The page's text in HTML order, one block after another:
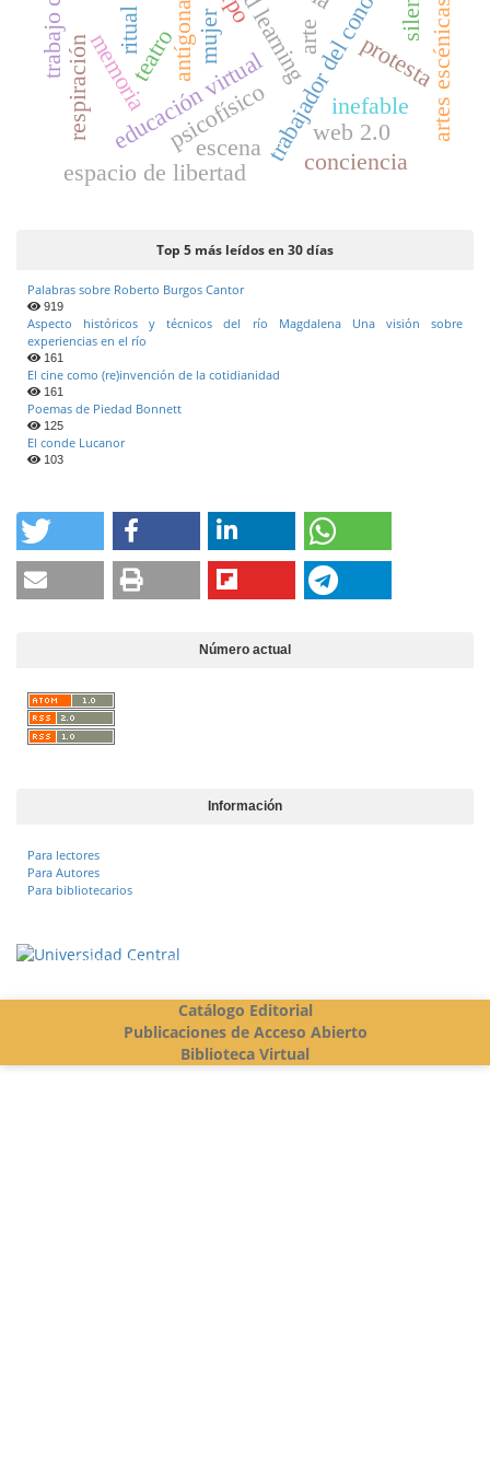
educación virtual web 2.0
antígonamujer protesta
teatro artes escénicas
espacio de libertad
memoria
ritual
respiración psicofísico
conciencia
escena
inefable
arte
Top 5 más leídos en 30 días
Palabras sobre Roberto Burgos Cantor
919
Aspecto históricos y técnicos del río Magdalena Una visión sobre
experiencias en el río
161
El cine como (re)invención de la cotidianidad
161
Poemas de Piedad Bonnett
125
El conde Lucanor
103
Número actual
Información
Para lectores
Para Autores
Para bibliotecarios
Vigilada Mineducación
Catálogo Editorial
Publicaciones de Acceso Abierto
Biblioteca Virtual